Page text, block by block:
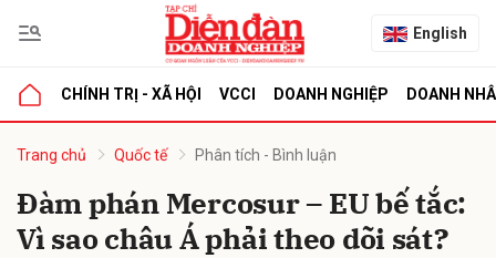
English
CHÍNH TRỊ - XÃ HỘI VCCI DOANH NGHIỆP DOANH
Trang chủ Quốc tế Phân tích - Bình luận
Đàm phán Mercosur – EU bế tắc:
Vì sao châu Á phải theo dõi sát?
luận